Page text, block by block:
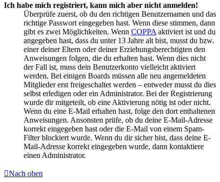
Ich habe mich registriert, kann mich aber nicht anmelden!
Überprüfe zuerst, ob du den richtigen Benutzernamen und das
richtige Passwort eingegeben hast. Wenn diese stimmen, dann
gibt es zwei Möglichkeiten. Wenn COPPA aktiviert ist und du
angegeben hast, dass du unter 13 Jahre alt bist, musst du bzw.
einer deiner Eltern oder deiner Erziehungsberechtigten den
Anweisungen folgen, die du erhalten hast. Wenn dies nicht
der Fall ist, muss dein Benutzerkonto vielleicht aktiviert
werden. Bei einigen Boards müssen alle neu angemeldeten
Mitglieder erst freigeschaltet werden – entweder musst du dies
selbst erledigen oder ein Administrator. Bei der Registrierung
wurde dir mitgeteilt, ob eine Aktivierung nötig ist oder nicht.
Wenn du eine E-Mail erhalten hast, folge den dort enthaltenen
Anweisungen. Ansonsten prüfe, ob du deine E-Mail-Adresse
korrekt eingegeben hast oder die E-Mail von einem Spam-
Filter blockiert wurde. Wenn du dir sicher bist, dass deine E-
Mail-Adresse korrekt eingegeben wurde, dann kontaktiere
einen Administrator.
Nach oben